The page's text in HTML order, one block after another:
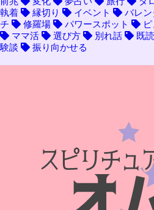
執着
縁切り イベント バレン
チ
修羅場 パワースポット
ママ活
選び方 別れ話 既
験談
振り向かせる